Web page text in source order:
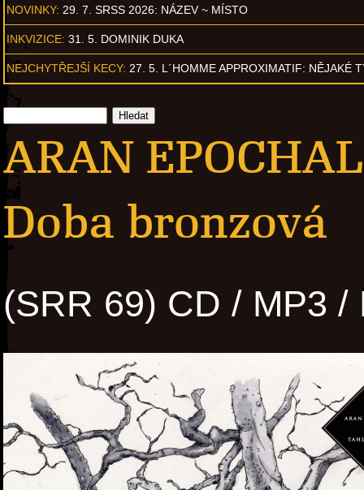
NOVINKY: 29. 7. SRSS 2026: NÁZEV ~ MÍSTO
INKVIZICE: 31. 5. DOMINIK DUKA
NEJCHYTŘEJŠÍ KECY: 27. 5. L´HOMME APPROXIMATIF: NĚJAKÉ
ARAN
Doba bronzová
(SRR 69) CD / MP3 /